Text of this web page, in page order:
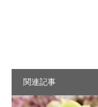
関連記事